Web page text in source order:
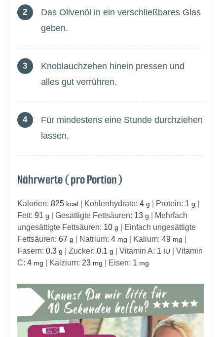
Das Olivenöl in ein verschließbares Glas
geben.
Knoblauchzehen hinein pressen und
alles gut verrühren.
Für mindestens eine Stunde durchziehen
lassen.
Nährwerte (pro Portion)
Kalorien: 825 kcal| Kohlenhydrate: 4 g Protein: 1 g
Fett: 91 g Gesättigte Fettsäuren: 13 g
Mehrfach
ungesättigte Fettsäuren: 10 g
Einfach ungesättigte
Fettsäuren: 67 g Natrium: 4 mg Kalium: 49 mg
Fasern: 0.3 g Zucker: 0.1 g Vitamin A: 1 IU
Vitamin
C: 4 mg Kalzium: 23 mg Eisen: 1 mg